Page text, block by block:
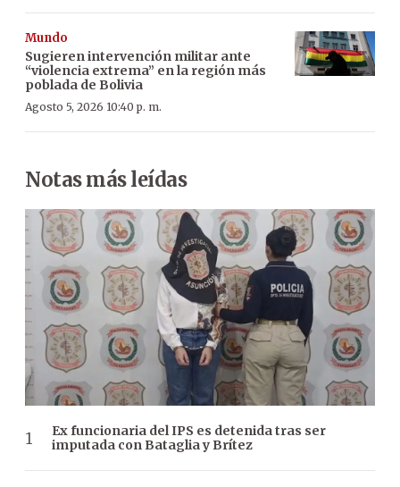
Mundo
Sugieren intervención militar ante
“violencia extrema” en la región más
poblada de Bolivia
Agosto 5, 2026 10:40 p. m.
Notas más leídas
Ex funcionaria del IPS es detenida tras ser
imputada con Bataglia y Brítez